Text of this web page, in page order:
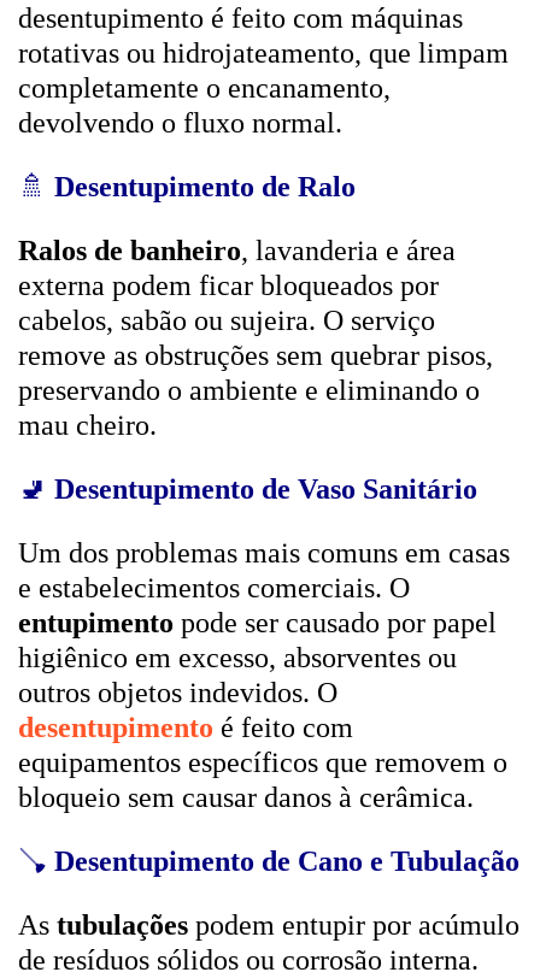
desentupimento é feito com máquinas
rotativas ou hidrojateamento, que limpam
completamente o encanamento,
devolvendo o fluxo normal.
🚿 Desentupimento de Ralo
Ralos de banheiro, lavanderia e área
externa podem ficar bloqueados por
cabelos, sabão ou sujeira. O serviço
remove as obstruções sem quebrar pisos,
preservando o ambiente e eliminando o
mau cheiro.
🚽 Desentupimento de Vaso Sanitário
Um dos problemas mais comuns em casas
e estabelecimentos comerciais. O
entupimento pode ser causado por papel
higiênico em excesso, absorventes ou
outros objetos indevidos. O
desentupimento é feito com
equipamentos específicos que removem o
bloqueio sem causar danos à cerâmica.
🪠 Desentupimento de Cano e Tubulação
As tubulações podem entupir por acúmulo
de resíduos sólidos ou corrosão interna.